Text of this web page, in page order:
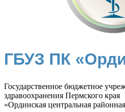
ГБУЗ ПК
Государственное бюджетное
здравоохранения Пермского края
«Ординская центральная